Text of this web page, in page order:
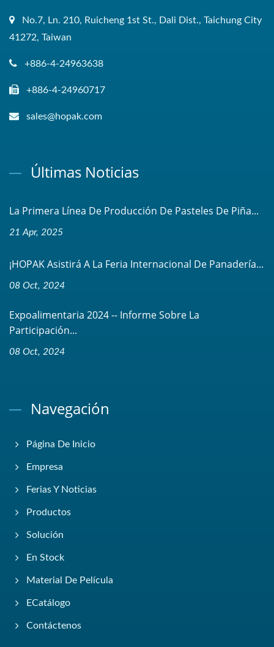
No.7, Ln. 210, Ruicheng 1st St., Dali Dist., Taichung City
41272, Taiwan
+886-4-24963638
+886-4-24960717
sales@hopak.com
Últimas Noticias
La Primera Línea De Producción De Pasteles De Piña...
21 Apr, 2025
¡HOPAK Asistirá A La Feria Internacional De Panadería...
08 Oct, 2024
Expoalimentaria 2024 -- Informe Sobre La
Participación...
08 Oct, 2024
Navegación
Página De Inicio
Empresa
Ferias Y Noticias
Productos
Solución
En Stock
Material De Película
ECatálogo
Contáctenos